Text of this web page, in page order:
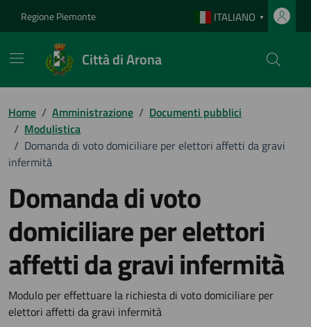
Regione Piemonte ITALIANO ▼
Città di Arona
Home / Amministrazione / Documenti pubblici
/ Modulistica
/ Domanda di voto domiciliare per elettori affetti da gravi
infermità
Domanda di voto
domiciliare per elettori
affetti da gravi infermità
Dettagli del documento
Modulo per effettuare la richiesta di voto domiciliare per
elettori affetti da gravi infermità